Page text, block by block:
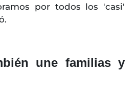
por todos los 'casi'
une familias y